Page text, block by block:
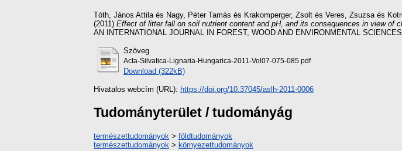
Tóth, János Attila és Nagy, Péter Tamás és Krakomperger, Zsolt és Veres, Zsuzsa és
(2011) Effect of litter fall on soil nutrient content and pH, and its consequences in view of
AN INTERNATIONAL JOURNAL IN FOREST, WOOD AND ENVIRONMENTAL
Szöveg
Acta-Silvatica-Lignaria-Hungarica-2011-Vol07-075-085.pdf
Download (322kB)
Hivatalos webcím (URL): https://doi.org/10.37045/aslh-2011-0006
Tudományterület / tudományág
természettudományok > földtudományok
természettudományok > környezettudományok